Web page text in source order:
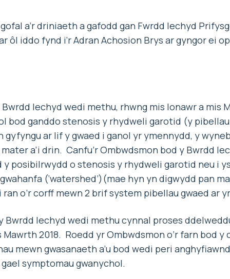
a’r driniaeth a gafodd gan Fwrdd Iechyd
ôl iddo fynd i’r Adran Achosion Brys ar gyngor ei
Iechyd wedi methu, rhwng mis Ionawr a mis
bod ganddo stenosis y rhydweli garotid (y
gyfyngu ar lif y gwaed i ganol yr ymennydd, y
a’i drin. Canfu’r Ombwdsmon bod y Bwrdd
posibilrwydd o stenosis y rhydweli garotid neu i
(‘watershed’)(mae hyn yn digwydd pan
o’r corff mewn 2 brif system pibellau gwaed ar
Bwrdd Iechyd wedi methu cynnal proses
Mawrth 2018. Roedd yr Ombwdsmon o’r farn bod
mewn gwasanaeth a’u bod wedi peri
symptomau gwanychol.